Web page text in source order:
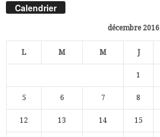
Calendrier
décembre 2016
L M M J
1
5 6 7 8
12 13 14 15